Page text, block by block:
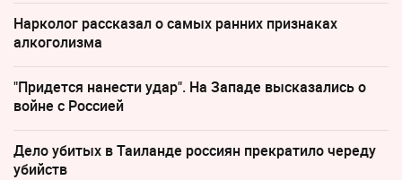
Нарколог рассказал о самых ранних признаках
алкоголизма
"Придется нанести удар". На Западе высказались о
войне с Россией
Дело убитых в Таиланде россиян прекратило череду
убийств